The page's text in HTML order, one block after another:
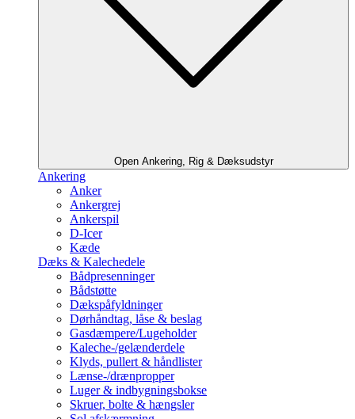
Open Ankering, Rig & Dæksudstyr
Ankering
Anker
Ankergrej
Ankerspil
D-Icer
Kæde
Dæks & Kalechedele
Bådpresenninger
Bådstøtte
Dækspåfyldninger
Dørhåndtag, låse & beslag
Gasdæmpere/Lugeholder
Kaleche-/gelænderdele
Klyds, pullert & håndlister
Lænse-/drænpropper
Luger & indbygningsbokse
Skruer, bolte & hængsler